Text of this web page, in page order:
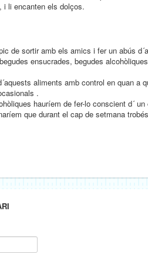
i li encanten els dolços.
de sortir amb els amics i fer un abús
ensucrades, begudes
aliments amb control en quan a
.
hauríem de fer-lo conscient d´
que durant el cap de setmana